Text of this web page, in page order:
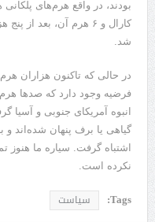
کارال و ۶ هرم آن، بعد
شد.
در حالی که تاکنون هزاران
فرضیه وجود دارد که صدها
انبوه آمریکای جنوبی و آسیا
گیاهی یا برف پنهان شده‌اند و
اشتباه گرفت. سیاره ما هنوز
نکرده است.
Tags: سیاست